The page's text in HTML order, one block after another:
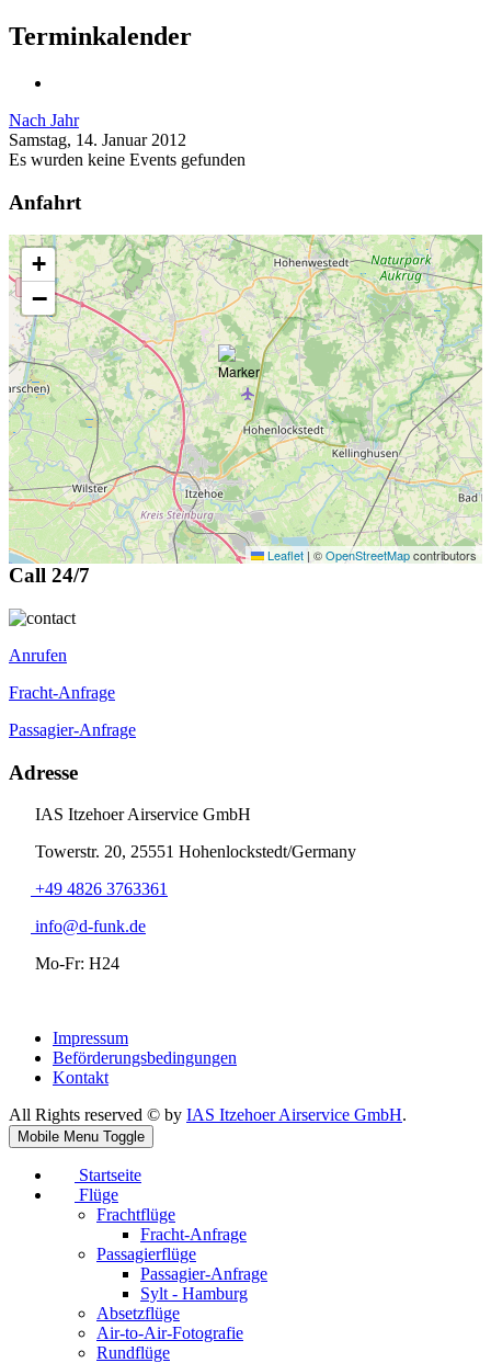
Terminkalender
Nach Jahr
Samstag, 14. Januar 2012
Es wurden keine Events gefunden
Anfahrt
+
−
Leaflet | ©OpenStreetMapcontributors
Call 24/7
Anrufen
Fracht-Anfrage
Passagier-Anfrage
Adresse
IAS Itzehoer Airservice GmbH
Towerstr. 20, 25551 Hohenlockstedt/Germany
+49 4826 3763361
info@d-funk.de
Mo-Fr: H24
Impressum
Beförderungsbedingungen
Kontakt
All Rights reserved © by IAS Itzehoer Airservice GmbH.
Mobile Menu Toggle
Startseite
Flüge
Frachtflüge
Fracht-Anfrage
Passagierflüge
Passagier-Anfrage
Sylt - Hamburg
Absetzflüge
Air-to-Air-Fotografie
Rundflüge